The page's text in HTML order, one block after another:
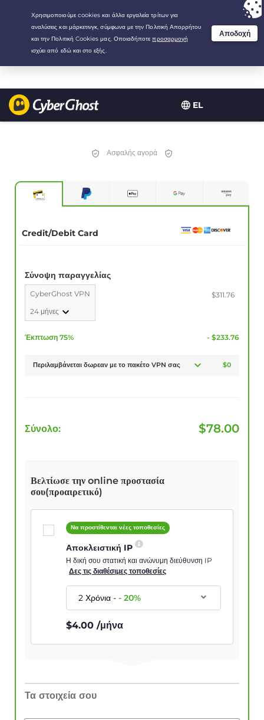
EL
Your choice:The Best Dealfor 3.3333333333333-years at $
/month
Ασφαλής αγορά
Credit/Debit Card
Σύνοψη παραγγελίας
CyberGhost VPN
24 μήνες
$311.76
Έκπτωση 75% - $233.76
Περιλαμβάνεται δωρεαν με το πακέτο VPN σας $0
Σύνολο: $78.00
Βελτίωσε την online προστασία
σου(προαιρετικό)
Να προστίθενται νέες τοποθεσίες
Αποκλειστική IP
Η δική σου στατική και ανώνυμη διεύθυνση IP
Δες τις διαθέσιμες τοποθεσίες
2 Χρόνια--20%
$4.00 /μήνα
Τα στοιχεία σου